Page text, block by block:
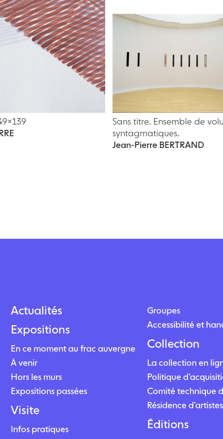
Sans titre. Ensemble de
syntagmatiques.
Jean-Pierre BERTRAND
Actualités
Expositions
En ce moment au frac auvergne
À venir
Hors les murs
Expositions passées
Visite
Infos pratiques
Groupes
Accessibilité et
Collection
La collection en
Politique
Comité technique
Résidence d’artistes
Éditions